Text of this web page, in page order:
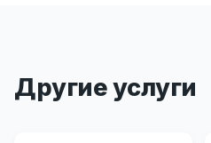
Другие услуги